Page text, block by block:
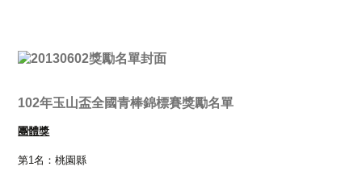
102年玉山盃全國青棒錦標賽獎勵名單
團體獎
第1名：桃園縣